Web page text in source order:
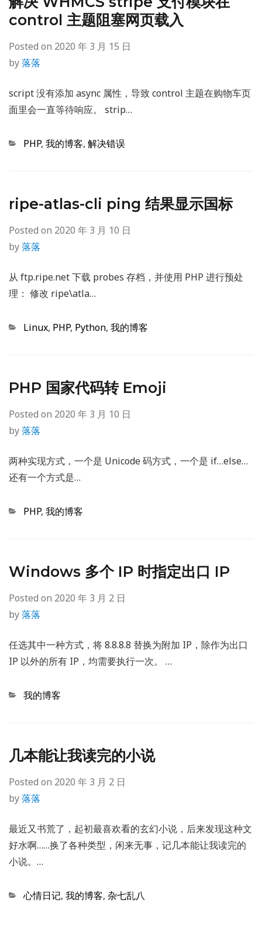
control 主题阻塞网页载入
Posted on 2020 年 3 月 15 日
by落落
script 没有添加 async 属性，导致 control 主题在购物车页
面里会一直等待响应。 strip…
Categories
PHP, 我的博客, 解决错误
ripe-atlas-cli ping 结果显示国标
Posted on 2020 年 3 月 10 日
by落落
从 ftp.ripe.net 下载 probes 存档，并使用 PHP 进行预处
理： 修改 ripe\atla…
Categories
Linux, PHP, Python, 我的博客
PHP 国家代码转 Emoji
Posted on 2020 年 3 月 10 日
by落落
两种实现方式，一个是 Unicode 码方式，一个是 if…else…
还有一个方式是…
Categories
PHP, 我的博客
Windows 多个 IP 时指定出口 IP
Posted on 2020 年 3 月 2 日
by落落
任选其中一种方式，将 8.8.8.8 替换为附加 IP，除作为出口
IP 以外的所有 IP，均需要执行一次。 …
Categories
我的博客
几本能让我读完的小说
Posted on 2020 年 3 月 2 日
by落落
最近又书荒了，起初最喜欢看的玄幻小说，后来发现这种文
好水啊……换了各种类型，闲来无事，记几本能让我读完的
小说。…
Categories
心情日记, 我的博客, 杂七乱八